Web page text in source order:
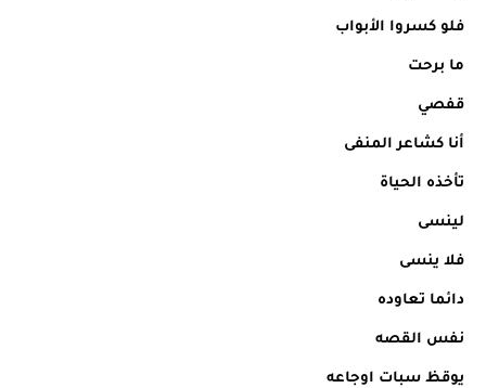
فلو كسروا الأبواب
ما برحت
قفصي
أنا كشاعر المنفى
تأخذه الحياة
لينسى
فلا ينسى
دائما تعاوده
نفس القصه
يوقظ سبات اوجاعه